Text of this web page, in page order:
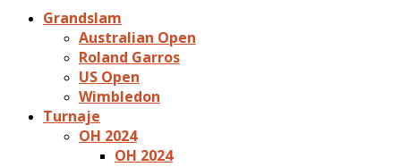
Grandslam
Australian Open
Roland Garros
US Open
Wimbledon
Turnaje
OH 2024
OH 2024